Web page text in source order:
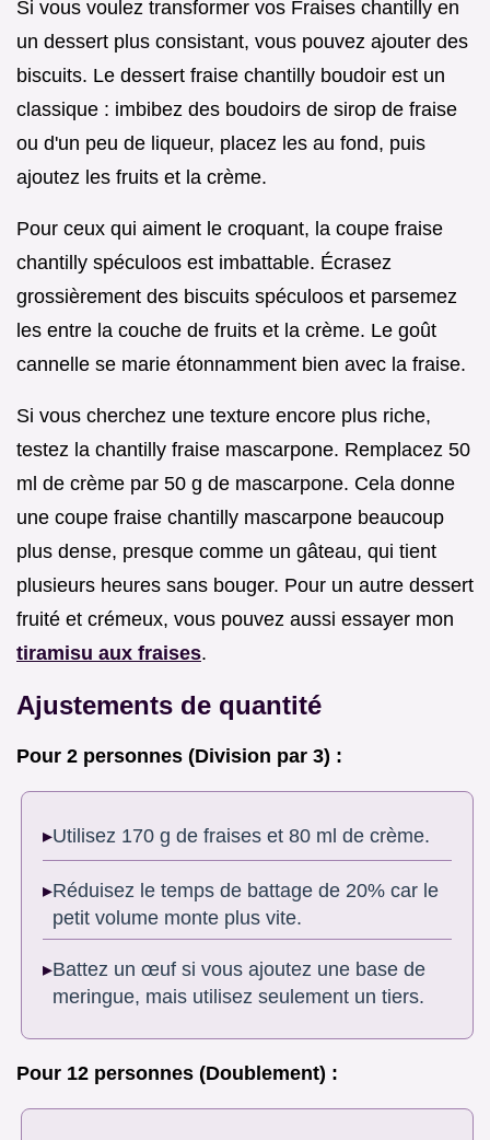
Si vous voulez transformer vos Fraises chantilly en
un dessert plus consistant, vous pouvez ajouter des
biscuits. Le dessert fraise chantilly boudoir est un
classique : imbibez des boudoirs de sirop de fraise
ou d'un peu de liqueur, placez les au fond, puis
ajoutez les fruits et la crème.
Pour ceux qui aiment le croquant, la coupe fraise
chantilly spéculoos est imbattable. Écrasez
grossièrement des biscuits spéculoos et parsemez
les entre la couche de fruits et la crème. Le goût
cannelle se marie étonnamment bien avec la fraise.
Si vous cherchez une texture encore plus riche,
testez la chantilly fraise mascarpone. Remplacez 50
ml de crème par 50 g de mascarpone. Cela donne
une coupe fraise chantilly mascarpone beaucoup
plus dense, presque comme un gâteau, qui tient
plusieurs heures sans bouger. Pour un autre dessert
fruité et crémeux, vous pouvez aussi essayer mon
tiramisu aux fraises.
Ajustements de quantité
Pour 2 personnes (Division par 3) :
Utilisez 170 g de fraises et 80 ml de crème.
Réduisez le temps de battage de 20% car le
petit volume monte plus vite.
Battez un œuf si vous ajoutez une base de
meringue, mais utilisez seulement un tiers.
Pour 12 personnes (Doublement) :